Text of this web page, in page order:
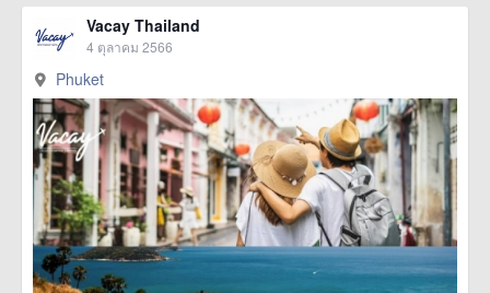
Vacay Thailand
4 ตุลาคม 2566
Phuket